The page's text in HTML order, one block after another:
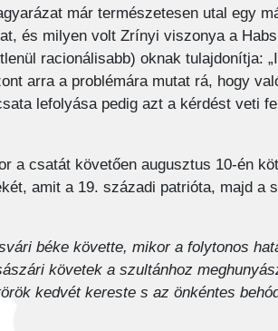
már természetesen utal egy
és milyen volt Zrínyi viszonya a
racionálisabb) oknak tulajdonítja:
arra a problémára mutat rá, hogy
lefolyása pedig azt a kérdést veti
a csatát követően augusztus 10-én
amit a 19. századi patrióta, majd
béke követte, mikor a folytonos
követek a szultánhoz
kedvét kereste s az önkéntes